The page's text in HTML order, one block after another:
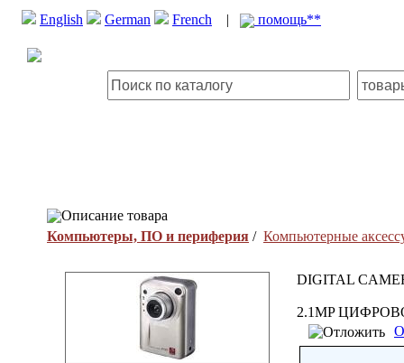
English German French | помощь**
Описание товара
Компьютеры, ПО и периферия / Компьютерные
DIGITAL
2.1MP